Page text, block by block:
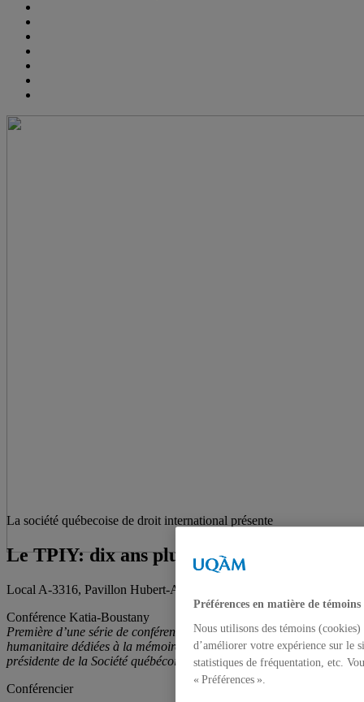
La société québecoise de droit international présente
Le TPIY: dix ans plus tard
Local A-3316, Pavillon Hubert-Aquin, 19 mars 2004
Conférence Katia-Boustany
Première d’une série de conférences annuelles sur le droit
humanitaire dédiées à la mémoire du professeure et ancienne
présidente de la Société québécoise de droit international
Conférencier
Préférences en matière de témoins
Nous utilisons des témoins
d’améliorer votre expérience sur le
statistiques de fréquentation, etc.
« Préférences ».